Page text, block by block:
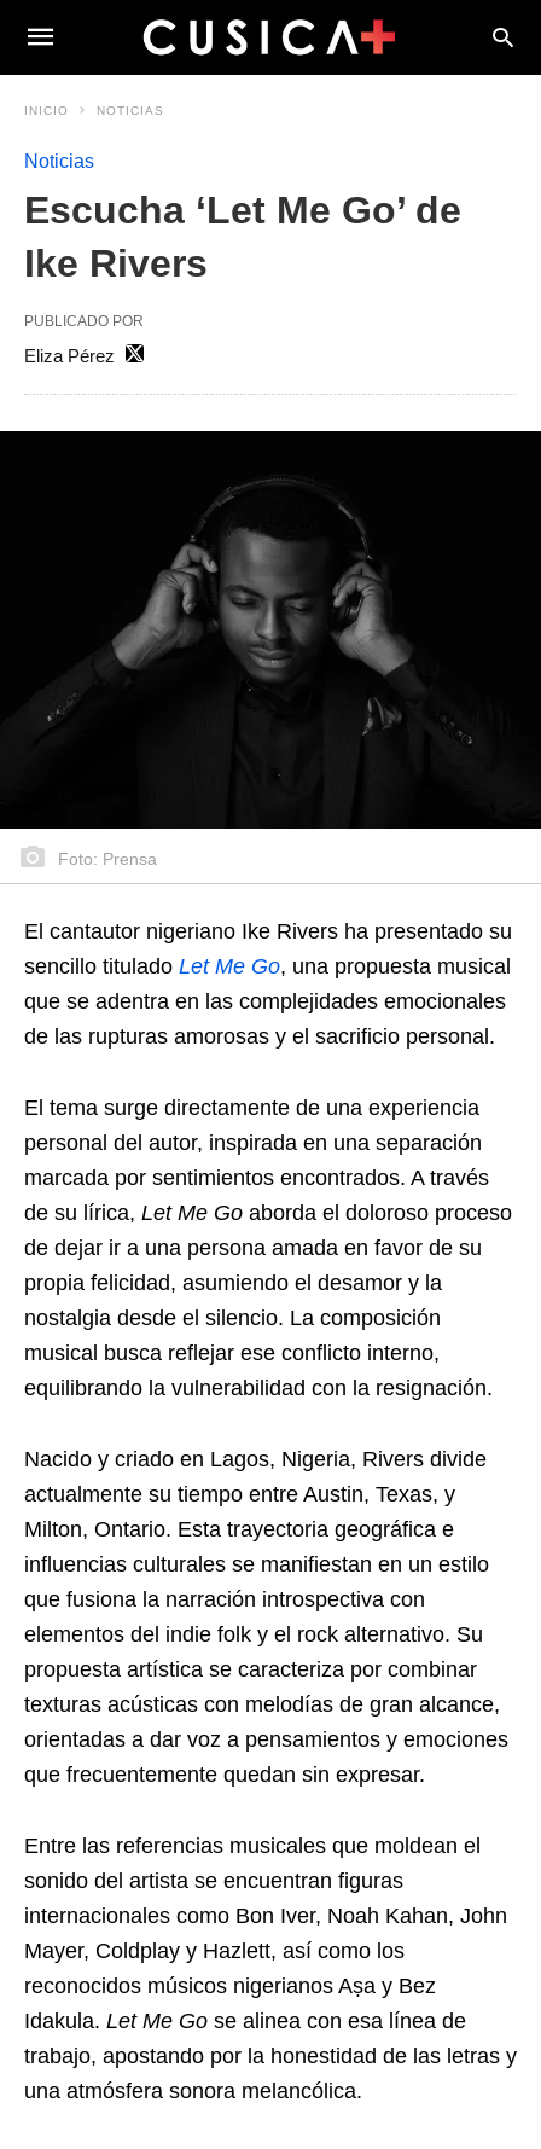
INICIO NOTICIAS
Noticias
Escucha ‘Let Me Go’ de
Ike Rivers
PUBLICADO POR
Eliza Pérez
Foto: Prensa
El cantautor nigeriano Ike Rivers ha presentado su
sencillo titulado Let Me Go, una propuesta musical
que se adentra en las complejidades emocionales
de las rupturas amorosas y el sacrificio personal.
El tema surge directamente de una experiencia
personal del autor, inspirada en una separación
marcada por sentimientos encontrados. A través
de su lírica, Let Me Go aborda el doloroso proceso
de dejar ir a una persona amada en favor de su
propia felicidad, asumiendo el desamor y la
nostalgia desde el silencio. La composición
musical busca reflejar ese conflicto interno,
equilibrando la vulnerabilidad con la resignación.
Nacido y criado en Lagos, Nigeria, Rivers divide
actualmente su tiempo entre Austin, Texas, y
Milton, Ontario. Esta trayectoria geográfica e
influencias culturales se manifiestan en un estilo
que fusiona la narración introspectiva con
elementos del indie folk y el rock alternativo. Su
propuesta artística se caracteriza por combinar
texturas acústicas con melodías de gran alcance,
orientadas a dar voz a pensamientos y emociones
que frecuentemente quedan sin expresar.
Entre las referencias musicales que moldean el
sonido del artista se encuentran figuras
internacionales como Bon Iver, Noah Kahan, John
Mayer, Coldplay y Hazlett, así como los
reconocidos músicos nigerianos Aṣa y Bez
Idakula. Let Me Go se alinea con esa línea de
trabajo, apostando por la honestidad de las letras y
una atmósfera sonora melancólica.